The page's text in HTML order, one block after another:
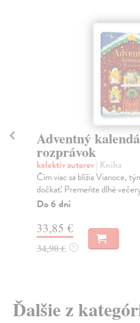
Adventný
rozprávok
kolektív autorov| Kniha
Čím viac sa blížia Vianoce,
dočkať. Premeňte dlhé
Do 6 dní
33,85 €
34,90 € ?
Ďalšie z